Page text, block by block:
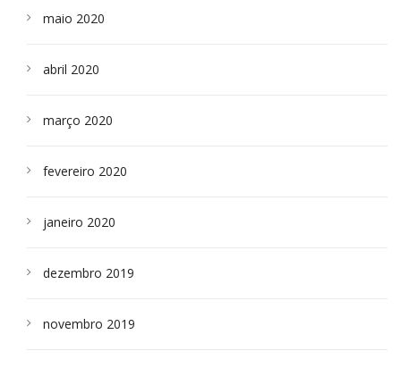
maio 2020
abril 2020
março 2020
fevereiro 2020
janeiro 2020
dezembro 2019
novembro 2019